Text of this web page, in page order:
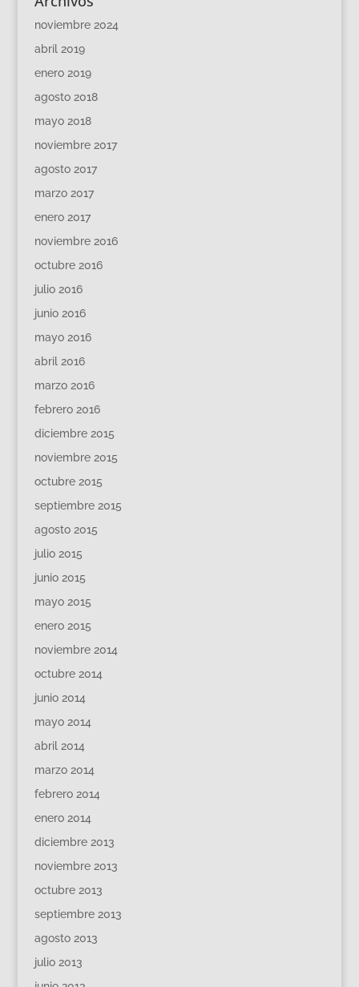
noviembre 2024
abril 2019
enero 2019
agosto 2018
mayo 2018
noviembre 2017
agosto 2017
marzo 2017
enero 2017
noviembre 2016
octubre 2016
julio 2016
junio 2016
mayo 2016
abril 2016
marzo 2016
febrero 2016
diciembre 2015
noviembre 2015
octubre 2015
septiembre 2015
agosto 2015
julio 2015
junio 2015
mayo 2015
enero 2015
noviembre 2014
octubre 2014
junio 2014
mayo 2014
abril 2014
marzo 2014
febrero 2014
enero 2014
diciembre 2013
noviembre 2013
octubre 2013
septiembre 2013
agosto 2013
julio 2013